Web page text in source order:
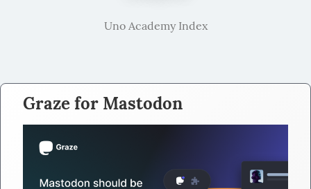
Uno Academy Index
Graze for Mastodon